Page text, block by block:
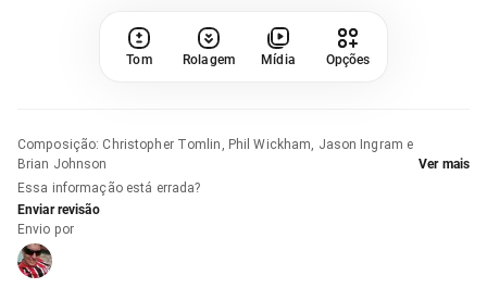
Tom Rolagem Mídia Opções
Composição: Christopher Tomlin, Phil Wickham, Jason Ingram e
Brian Johnson
Ver mais
Essa informação está errada?
Enviar revisão
Envio por